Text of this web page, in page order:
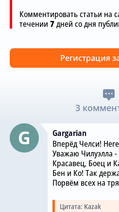
Комментировать статьи на
течении 7дней со дня
Регистрация
3
Gargarian
Вперёд Челси!
Уважаю Чилуэлла
Красавец, Боец и
Бен и Ко! Так
Порвём всех на
Цитата: Kazak